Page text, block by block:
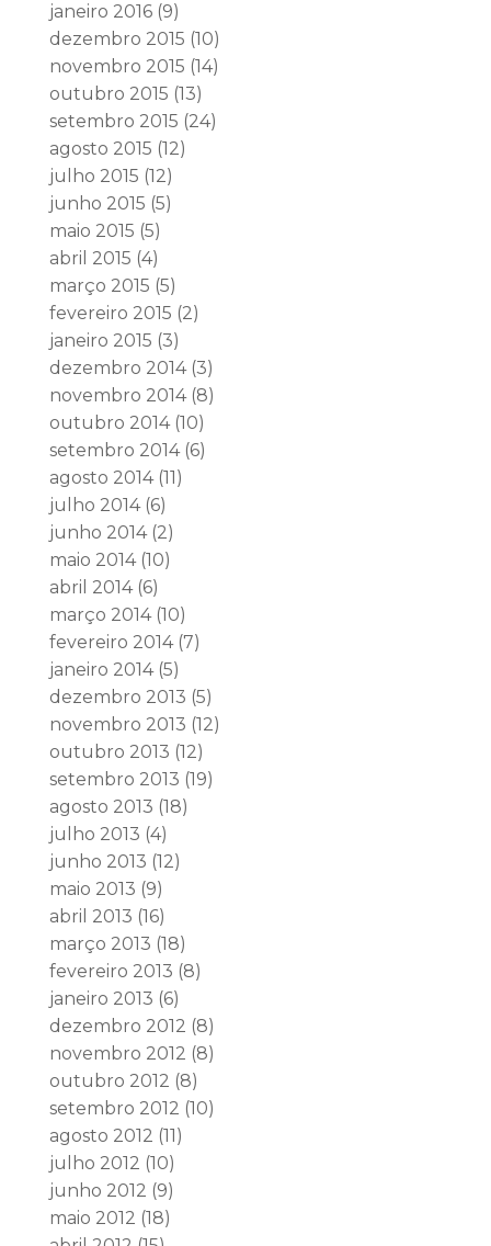
janeiro 2016(9)
dezembro 2015 (10)
novembro 2015 (14)
outubro 2015 (13)
setembro 2015 (24)
agosto 2015 (12)
julho 2015 (12)
junho 2015 (5)
maio 2015 (5)
abril 2015 (4)
março 2015 (5)
fevereiro 2015 (2)
janeiro 2015 (3)
dezembro 2014(3)
novembro 2014(8)
outubro 2014(10)
setembro 2014(6)
agosto 2014(11)
julho 2014(6)
junho 2014(2)
maio 2014(10)
abril 2014(6)
março 2014(10)
fevereiro 2014(7)
janeiro 2014(5)
dezembro 2013 (5)
novembro 2013 (12)
outubro 2013 (12)
setembro 2013 (19)
agosto 2013 (18)
julho 2013 (4)
junho 2013 (12)
maio 2013 (9)
abril 2013 (16)
março 2013 (18)
fevereiro 2013 (8)
janeiro 2013 (6)
dezembro 2012 (8)
novembro 2012 (8)
outubro 2012 (8)
setembro 2012 (10)
agosto 2012 (11)
julho 2012 (10)
junho 2012 (9)
maio 2012 (18)